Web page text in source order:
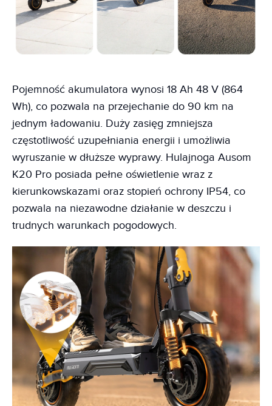
Pojemność akumulatora wynosi 18 Ah 48 V (864
Wh), co pozwala na przejechanie do 90 km na
jednym ładowaniu. Duży zasięg zmniejsza
częstotliwość uzupełniania energii i umożliwia
wyruszanie w dłuższe wyprawy. Hulajnoga Ausom
K20 Pro posiada pełne oświetlenie wraz z
kierunkowskazami oraz stopień ochrony IP54, co
pozwala na niezawodne działanie w deszczu i
trudnych warunkach pogodowych.